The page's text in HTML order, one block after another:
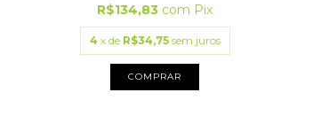
R$134,83 com Pix
4 x de R$34,75 sem juros
COMPRAR